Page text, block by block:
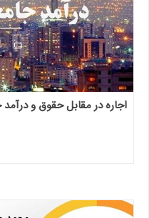
اجاره در مقابل حقوق و